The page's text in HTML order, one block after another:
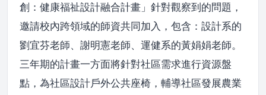
創：健康福祉設計融合計畫」針對觀察到的問題，
邀請校內跨領域的師資共同加入，包含：設計系的
劉宜芬老師、謝明憲老師、運健系的黃娟娟老師。
三年期的計畫一方面將針對社區需求進行資源盤
點，為社區設計戶外公共座椅，輔導社區發展農業